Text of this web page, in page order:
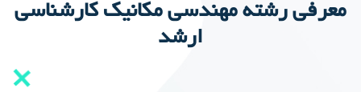
معرفی رشته مهندسی مکانیک کارشناسی
ارشد